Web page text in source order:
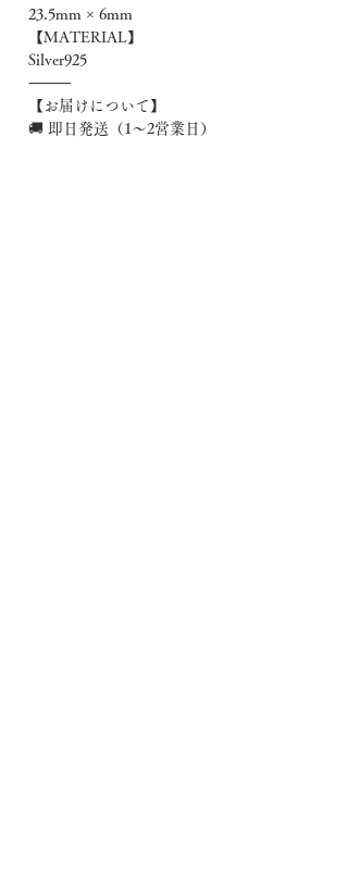
23.5mm × 6mm
【MATERIAL】
Silver925
⸻
【お届けについて】
🚚 即日発送（1〜2営業日）